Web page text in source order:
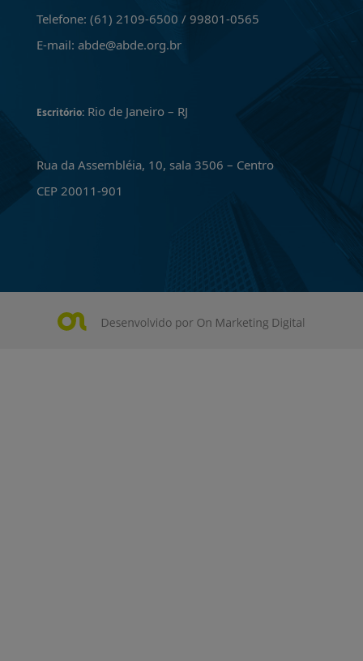
Telefone: (61) 2109-6500 / 99801-0565
E-mail: abde@abde.org.br
Escritório:Rio de Janeiro – RJ
Rua da Assembléia, 10, sala 3506 – Centro
CEP 20011-901